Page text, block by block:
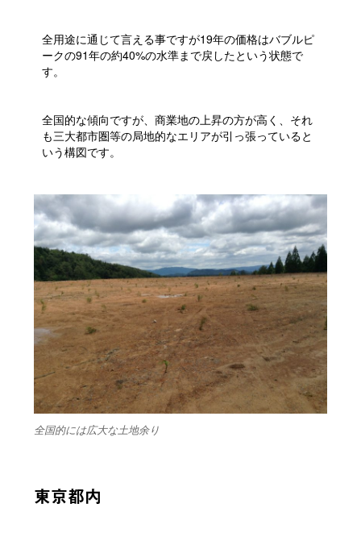
全用途に通じて言える事ですが19年の価格はバブルピ
ークの91年の約40%の水準まで戻したという状態で
す。
全国的な傾向ですが、商業地の上昇の方が高く、それ
も三大都市圏等の局地的なエリアが引っ張っていると
いう構図です。
全国的には広大な土地余り
東京都内